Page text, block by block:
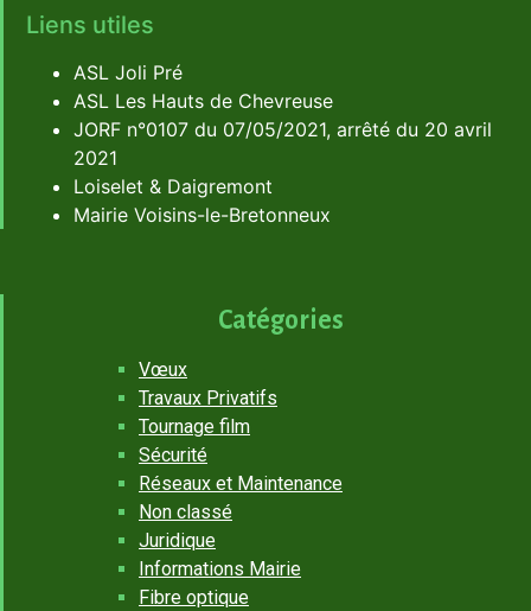
Liens utiles
ASL Joli Pré
ASL Les Hauts de Chevreuse
JORF n°0107 du 07/05/2021, arrêté du 20 avril
2021
Loiselet & Daigremont
Mairie Voisins-le-Bretonneux
Catégories
Vœux
Travaux Privatifs
Tournage film
Sécurité
Réseaux et Maintenance
Non classé
Juridique
Informations Mairie
Fibre optique